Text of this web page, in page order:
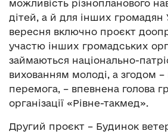
можливість різнопланового
дітей, а й для інших громадян
вересня включно проєкт
участю інших громадських
займаються національно-
вихованням молоді, а згодом –
перемога, – впевнена голова
організації «Рівне-такмед».
Другий проєкт – Будинок